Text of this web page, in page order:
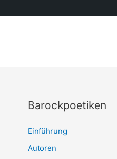
Barockpoetiken
Einführung
Autoren